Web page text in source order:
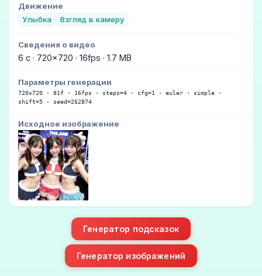
Движение
Улыбка
Взгляд в камеру
Сведения о видео
6 с · 720×720 · 16fps · 1.7 MB
Параметры генерации
720×720 · 81f · 16fps · steps=4 · cfg=1 · euler · simple ·
shift=5 · seed=262874
Исходное изображение
Генератор подсказок
Генератор изображений